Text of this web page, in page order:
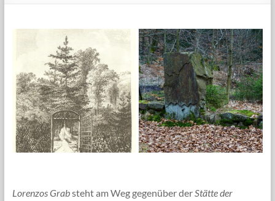
Lorenzos Grabsteht am Weg gegenüber derStätte der